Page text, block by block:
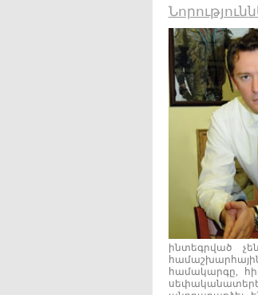
ինտեգրված
համակարգը,